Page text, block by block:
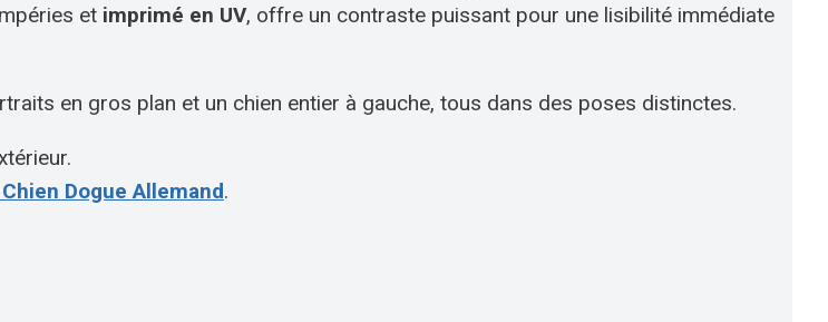
et imprimé en UV, offre un contraste puissant pour une lisibilité immédiate
en gros plan et un chien entier à gauche, tous dans des poses distinctes.
Dogue Allemand.